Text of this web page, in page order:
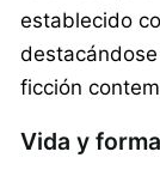
establecido
ficción
Vida y